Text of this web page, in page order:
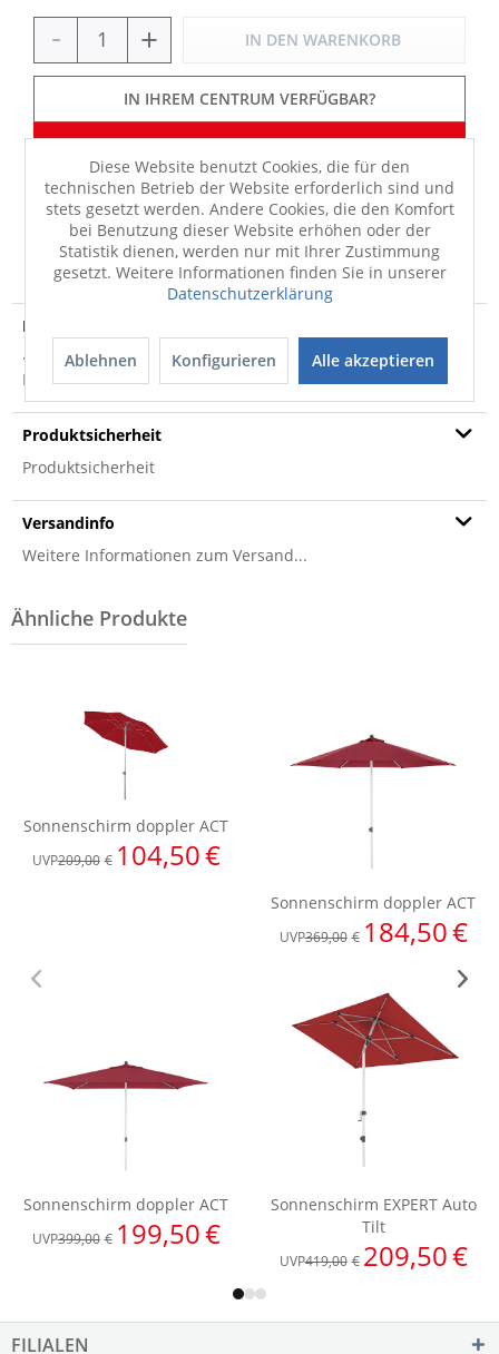
- + IN DEN WARENKORB
IN IHREM CENTRUM VERFÜGBAR?
Sie haben 50% Gartenmöbel-Rabatt erhalten.
FRAGEN MERKEN TEILEN
Produktdetails
· Aluminium · Synthetikfaser · wasserabweisend · 100%
Polyester · Lichtschutzfaktor: 50+ ·... mehr
Produktsicherheit
Produktsicherheit
Versandinfo
Weitere Informationen zum Versand...
FILIALEN
Diese Website benutzt Cookies, die für den
technischen Betrieb der Website erforderlich sind und
stets gesetzt werden. Andere Cookies, die den Komfort
bei Benutzung dieser Website erhöhen oder der
Statistik dienen, werden nur mit Ihrer Zustimmung
gesetzt. Weitere Informationen finden Sie in unserer
Datenschutzerklärung
Ablehnen Konfigurieren Alle akzeptieren